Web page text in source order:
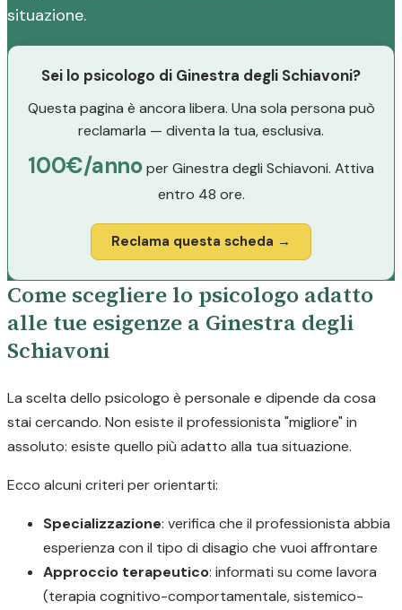
situazione.
Sei lo psicologo di Ginestra degli Schiavoni?
Questa pagina è ancora libera. Una sola persona può
reclamarla — diventa la tua, esclusiva.
100€/annoper Ginestra degli Schiavoni. Attiva
entro 48 ore.
Reclama questa scheda →
Come scegliere lo psicologo adatto
alle tue esigenze a Ginestra degli
Schiavoni
La scelta dello psicologo è personale e dipende da cosa
stai cercando. Non esiste il professionista "migliore" in
assoluto: esiste quello più adatto alla tua situazione.
Ecco alcuni criteri per orientarti:
Specializzazione: verifica che il professionista abbia
esperienza con il tipo di disagio che vuoi affrontare
Approccio terapeutico: informati su come lavora
(terapia cognitivo-comportamentale, sistemico-